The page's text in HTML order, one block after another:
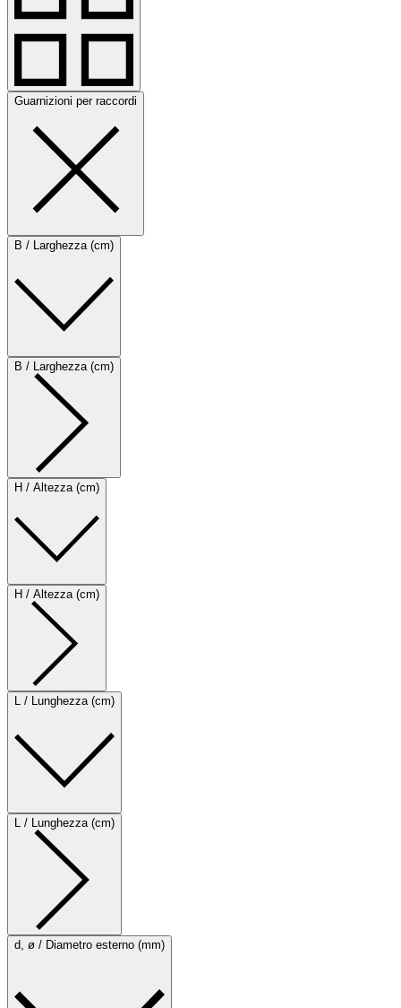
Guarnizioni per raccordi
B / Larghezza (cm)
B / Larghezza (cm)
H / Altezza (cm)
H / Altezza (cm)
L / Lunghezza (cm)
L / Lunghezza (cm)
d, ø / Diametro esterno (mm)